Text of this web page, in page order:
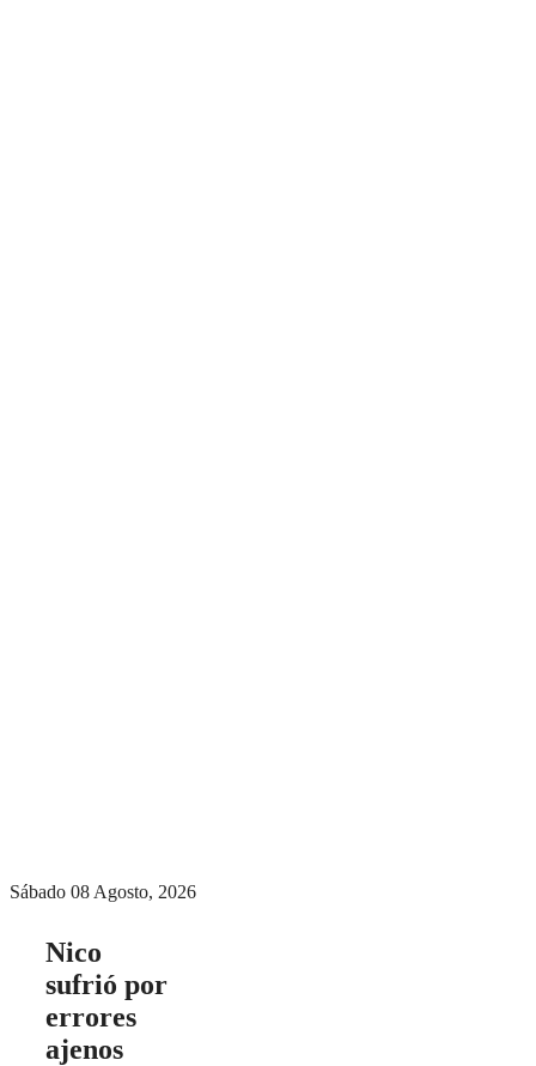
Sábado 08 Agosto, 2026
Nico
sufrió por
errores
ajenos